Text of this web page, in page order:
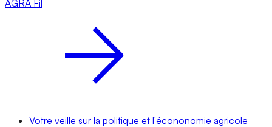
AGRA Fil
Votre veille sur la politique et l'écononomie agricole